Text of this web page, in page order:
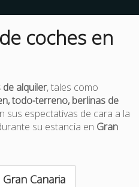
coches en
alquiler, tales como
todo-terreno, berlinas de
sus espectativas de cara a la
su estancia en Gran
Gran Canaria